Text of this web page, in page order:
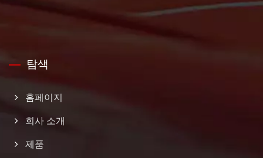
탐색
홈페이지
회사 소개
제품